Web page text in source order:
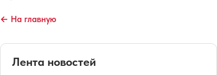
← На главную
Лента новостей